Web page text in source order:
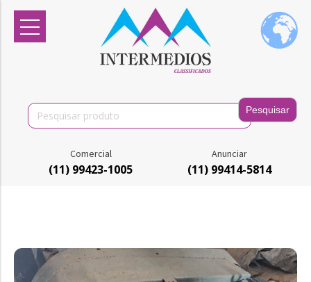
Search
for:
Comercial
(11) 99423-1005
Anunciar
(11) 99414-5814